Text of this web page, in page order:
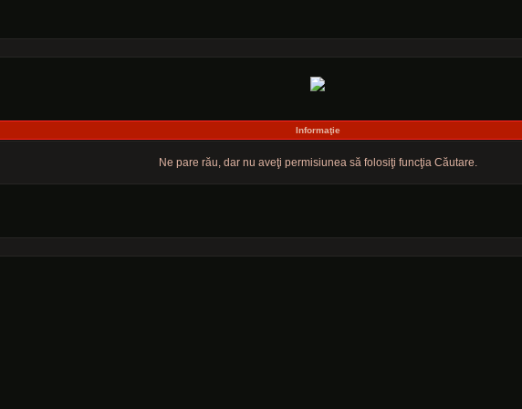
Informaţie
Ne pare rău, dar nu aveţi permisiunea să folosiţi funcţia Căutare.